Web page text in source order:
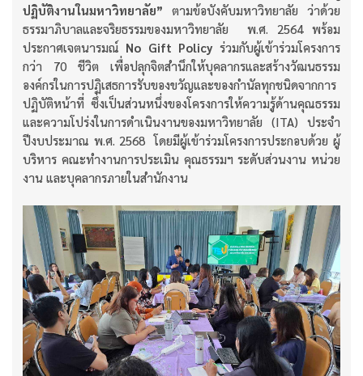
ปฏิบัติงานในมหาวิทยาลัย” ตามข้อบังคับมหาวิทยาลัย ว่าด้วย
ธรรมาภิบาลและจริยธรรมของมหาวิทยาลัย พ.ศ. 2564 พร้อม
ประกาศเจตนารมณ์ No Gift Policy ร่วมกับผู้เข้าร่วมโครงการ
กว่า 70 ชีวิต เพื่อปลุกจิตสำนึกให้บุคลากรและสร้างวัฒนธรรม
องค์กรในการปฏิเสธการรับของขวัญและของกำนัลทุกชนิดจากการ
ปฏิบัติหน้าที่ ซึ่งเป็นส่วนหนึ่งของโครงการให้ความรู้ด้านคุณธรรม
และความโปร่งในการดำเนินงานของมหาวิทยาลัย (ITA) ประจำ
ปีงบประมาณ พ.ศ. 2568 โดยมีผู้เข้าร่วมโครงการประกอบด้วย ผู้
บริหาร คณะทำงานการประเมิน คุณธรรมฯ ระดับส่วนงาน หน่วย
งาน และบุคลากรภายในสำนักงาน